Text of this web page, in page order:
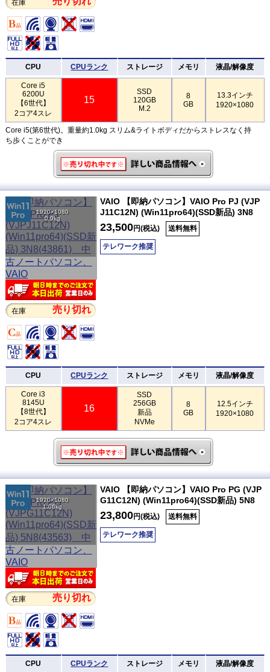
在庫
CPU CPUランク ストレージ メモリ 液晶/解像度
Core i5
6200U
【6世代】
2コア4スレ
15
SSD
120GB
M.2
8
GB
13.3インチ
1920×1080
Core i5(第6世代)。重量約1.0kg スリム&ライトボディだからストレスなく持
ち歩くことができ
1920×1080
0.9kg
在庫 売り切れ
VAIO 【即納パソコン】VAIO Pro PJ (VJP
J11C12N) (Win11pro64)(SSD新品) 3N8
23,500円(税込) 送料無料
テレワーク推奨
CPU CPUランク ストレージ メモリ 液晶/解像度
Core i3
8145U
【8世代】
2コア4スレ
16
SSD
256GB
新品
NVMe
8
GB
12.5インチ
1920×1080
1920×1080
1.06kg
在庫 売り切れ
VAIO 【即納パソコン】VAIO Pro PG (VJP
G11C12N) (Win11pro64)(SSD新品) 5N8
23,800円(税込) 送料無料
テレワーク推奨
CPU CPUランク ストレージ メモリ 液晶/解像度